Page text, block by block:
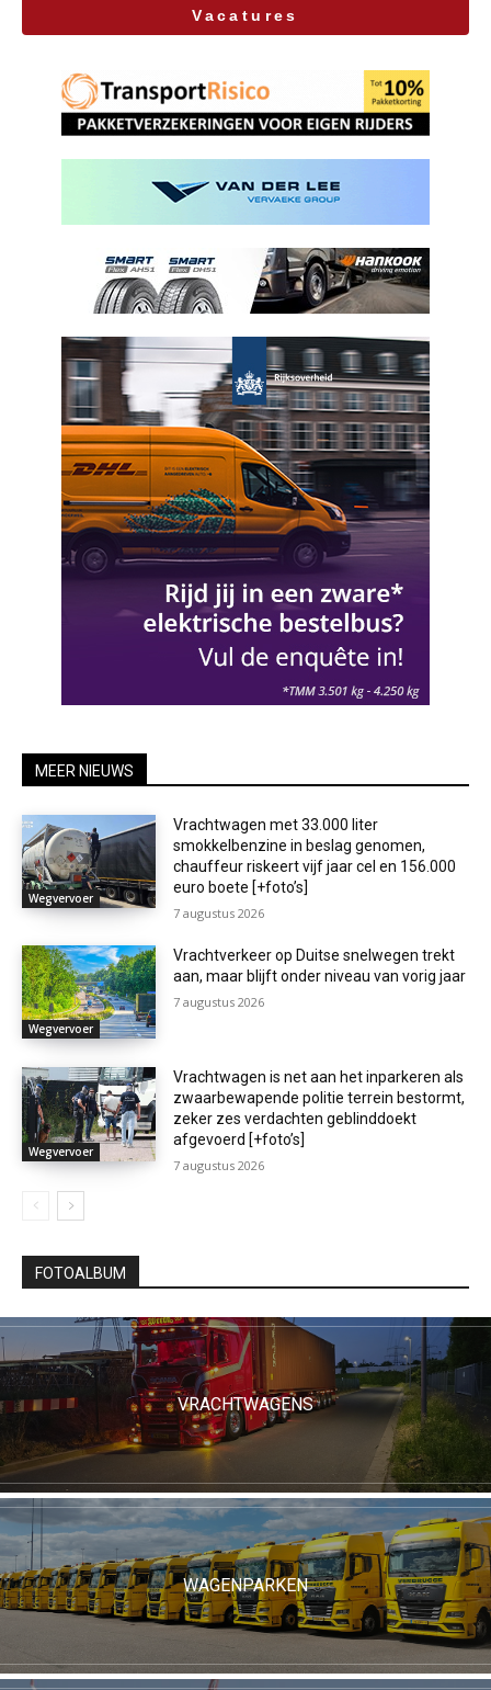
Vacatures
MEER NIEUWS
Wegvervoer
Vrachtwagen met 33.000 liter
smokkelbenzine in beslag genomen,
chauffeur riskeert vijf jaar cel en 156.000
euro boete [+foto’s]
7 augustus 2026
Wegvervoer
Vrachtverkeer op Duitse snelwegen trekt
aan, maar blijft onder niveau van vorig jaar
7 augustus 2026
Wegvervoer
Vrachtwagen is net aan het inparkeren als
zwaarbewapende politie terrein bestormt,
zeker zes verdachten geblinddoekt
afgevoerd [+foto’s]
7 augustus 2026
FOTOALBUM
VRACHTWAGENS
WAGENPARKEN